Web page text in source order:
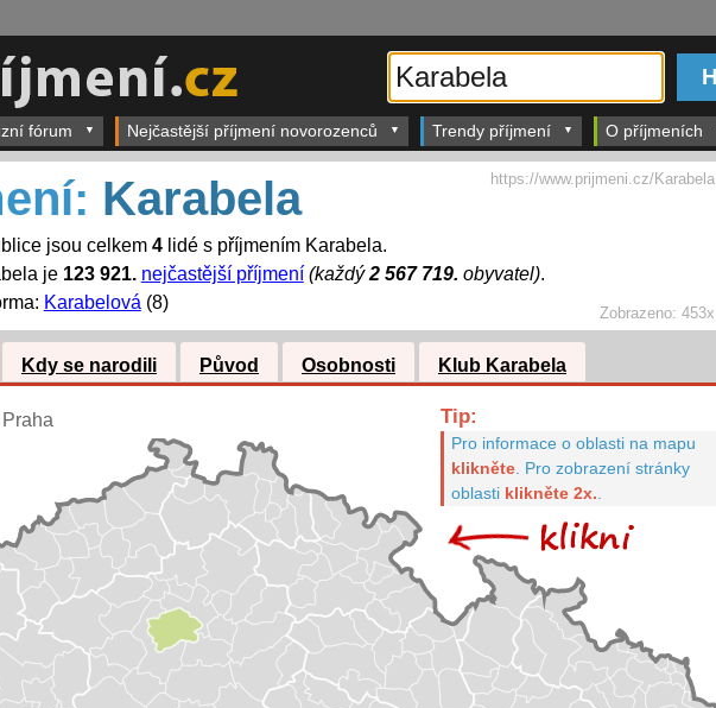
fórum Nejčastější příjmení novorozenců Trendy příjmení O příjmeních
Zobrazeno:453x
Karabela
jsou celkem 4lidé s příjmením Karabela.
je 123 921. nejčastější příjmení (každý2 567 719. obyvatel).
Karabelová (8)
https://www.prijmeni.cz/Karabela
Kdy se narodili Původ Osobnosti Klub Karabela
Praha Tip:
Pro informace o oblasti na mapu
klikněte. Pro zobrazení stránky
oblasti klikněte 2x.